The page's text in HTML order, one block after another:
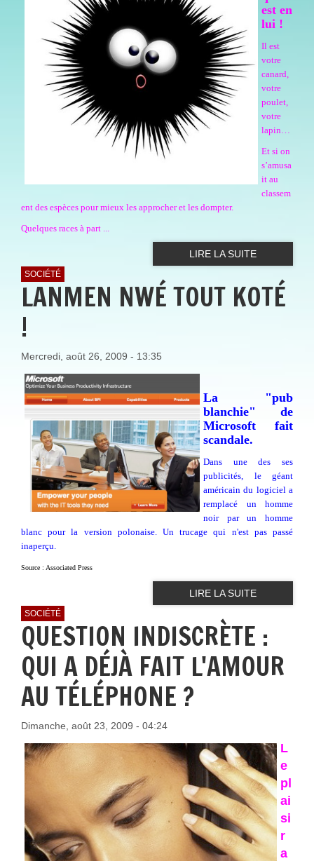
est en
lui !
Il est
votre
canard,
votre
poulet,
votre
lapin…
Et si on
s’amusa
it au
classem
ent des espèces pour mieux les approcher et les dompter.
Quelques races à part ...
LIRE LA SUITE
SOCIÉTÉ
LANMEN NWÉ TOUT KOTÉ
!
Mercredi, août 26, 2009 - 13:35
La "pub
blanchie" de
Microsoft fait
scandale.
Dans une des ses
publicités, le géant
américain du logiciel a
remplacé un homme
noir par un homme
blanc pour la version polonaise. Un trucage qui n'est pas passé
inaperçu.
Source : Associated Press
LIRE LA SUITE
SOCIÉTÉ
QUESTION INDISCRÈTE :
QUI A DÉJÀ FAIT L'AMOUR
AU TÉLÉPHONE ?
Dimanche, août 23, 2009 - 04:24
L
e
pl
ai
si
r
a